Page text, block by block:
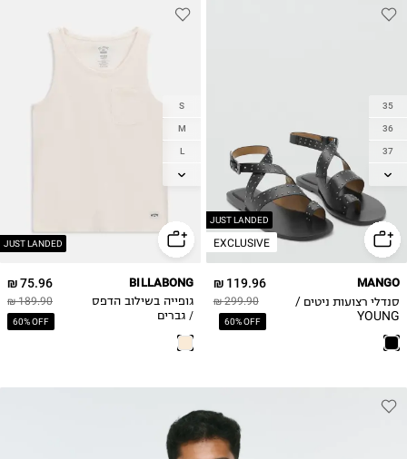
JUST LANDED
EXCLUSIVE
35
36
37
38
40
41
119.96 ₪
299.90 ₪
60% OFF
MANGO
סנדלי רצועות ניטים /
YOUNG
JUST LANDED
S
M
L
XL
75.96 ₪
189.90 ₪
60% OFF
BILLABONG
גופייה בשילוב הדפס
/ גברים